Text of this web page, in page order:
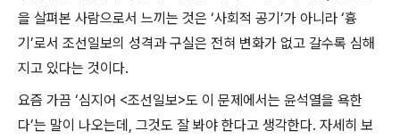
을 살펴본 사람으로서 느끼는 것은 ‘사회적 공기 ’가 아니라 ‘흉
기 ’로서 조선일보의 성격과 구실은 전혀 변화가 없고 갈수록 심해
지고 있다는 것이다.
요즘 가끔 ‘심지어 <조선일보>도 이 문제에서는 윤석열을 욕한
다’는 말이 나오는데 , 그것도 잘 봐야 한다고 생각한다. 자세히 보